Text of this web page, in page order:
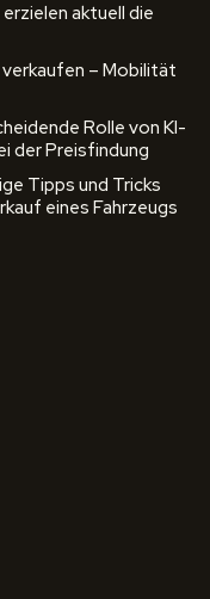
aktuell die
– Mobilität
Rolle von KI-
der Preisfindung
Tipps und Tricks
eines Fahrzeugs